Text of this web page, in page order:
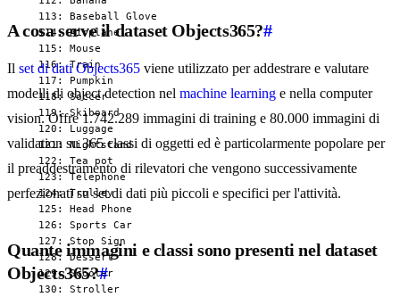
  113: Baseball Glove
  114: Airplane
  115: Mouse
  116: Train
  117: Pumpkin
  118: Soccer
  119: Skiboard
  120: Luggage
  121: Nightstand
  122: Tea pot
  123: Telephone
  124: Trolley
  125: Head Phone
  126: Sports Car
  127: Stop Sign
  128: Dessert
  129: Scooter
  130: Stroller
A cosa serve il dataset Objects365?#
Il set di dati Objects365 viene utilizzato per addestrare e valutare
modelli di object detection nel machine learning e nella computer
vision. Offre 1.742.289 immagini di training e 80.000 immagini di
validation su 365 classi di oggetti ed è particolarmente popolare per
il preaddestramento di rilevatori che vengono successivamente
perfezionati su set di dati più piccoli e specifici per l'attività.
Quante immagini e classi sono presenti nel dataset
Objects365?#